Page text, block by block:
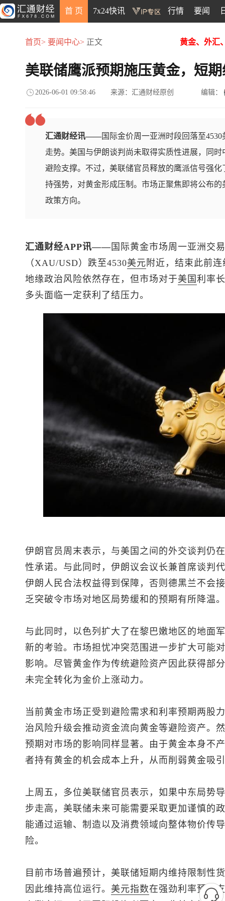
首 页 7x24快讯 行情 要闻
首页> 要闻中心> 正文 黄金、外汇
美联储鹰派预期施压黄金，短
2026-06-01 09:58:46 来源：汇通财经原创 编辑：
汇通财经讯——国际金价周一亚洲时段回落至
走势。美国与伊朗谈判尚未取得实质性进展，同
避险支撑。不过，美联储官员释放的鹰派信号强
持强势，对黄金形成压制。市场正聚焦即将公布
政策方向。
汇通财经APP讯——国际黄金市场周一亚洲交
（XAU/USD）跌至4530美元 附近，结束此前
地缘政治风险依然存在，但市场对于美国 利率
多头面临一定获利了结压力。
伊朗官员周末表示，与美国之间的外交谈判仍
性承诺。与此同时，伊朗议会议长兼首席谈判
伊朗人民合法权益得到保障，否则德黑兰不会
乏突破令市场对地区局势缓和的预期有所降温。
与此同时，以色列扩大了在黎巴嫩地区的地面
新的考验。市场担忧冲突范围进一步扩大可能
影响。尽管黄金作为传统避险资产因此获得部
未完全转化为金价上涨动力。
当前黄金市场正受到避险需求和利率预期两股
治风险升级会推动资金流向黄金等避险资产。
预期对市场的影响同样显著。由于黄金本身不
者持有黄金的机会成本上升，从而削弱黄金吸
上周五，多位美联储官员表示，如果中东局势
步走高，美联储未来可能需要采取更加谨慎的
能通过运输、制造以及消费领域向整体物价传
险。
目前市场普遍预计，美联储短期内维持限制性
因此维持高位运行。 美元指数在强劲利率预期